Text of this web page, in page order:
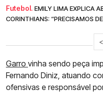
Futebol. EMILY LIMA EXPLICA
CORINTHIANS: “PRECISAMOS
<
Garro vinha sendo peça
Fernando Diniz, atuando
ofensivas e responsável